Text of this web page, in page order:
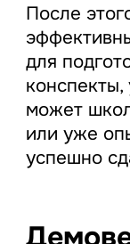
После
для
может
или уже
успешно